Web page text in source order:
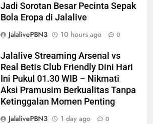
Jadi Sorotan Besar Pecinta Sepak
Bola Eropa di Jalalive
JalalivePBN3
10 hours ago 0
Jalalive Streaming Arsenal vs
Real Betis Club Friendly Dini Hari
Ini Pukul 01.30 WIB – Nikmati
Aksi Pramusim Berkualitas Tanpa
Ketinggalan Momen Penting
JalalivePBN3
1 day ago 0